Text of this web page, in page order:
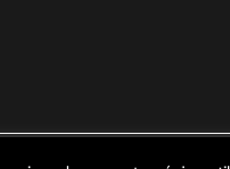
reservados.